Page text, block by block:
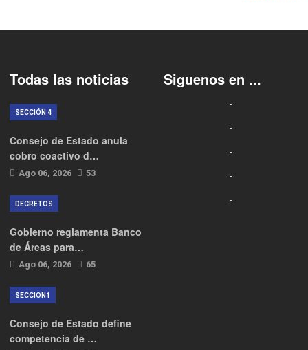
Todas las noticias
Consejo de Estado anula
cobro coactivo d…
Ago 06, 2026 53
SECCIÓN 4
Gobierno reglamenta Banco
de Áreas para…
Ago 06, 2026 65
DECRETOS
Consejo de Estado define
competencia de …
SECCION1
Siguenos en ...